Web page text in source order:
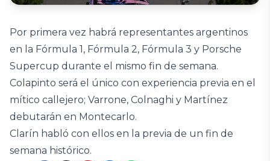
Por primera vez habrá representantes argentinos
en la Fórmula 1, Fórmula 2, Fórmula 3 y Porsche
Supercup durante el mismo fin de semana.
Colapinto será el único con experiencia previa en el
mítico callejero; Varrone, Colnaghi y Martínez
debutarán en Montecarlo.
Clarín habló con ellos en la previa de un fin de
semana histórico.